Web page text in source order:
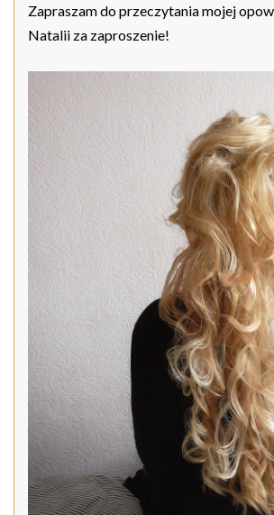
Zapraszam do przeczytania mojej
Natalii za zaproszenie!